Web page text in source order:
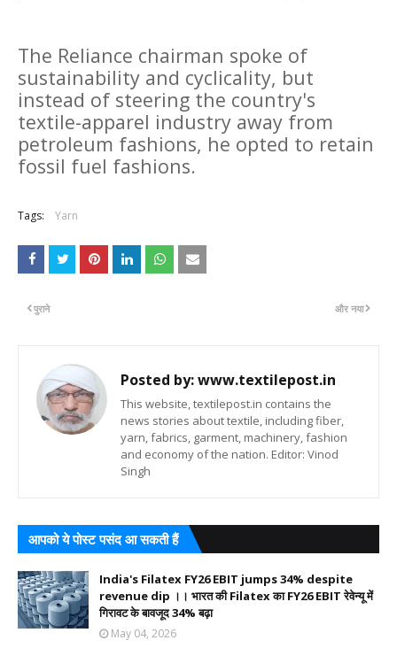
The Reliance chairman spoke of
sustainability and cyclicality, but
instead of steering the country's
textile-apparel industry away from
petroleum fashions, he opted to retain
fossil fuel fashions.
Tags: Yarn
और नया
पुराने
Posted by:www.textilepost.in
This website, textilepost.in contains the
news stories about textile, including fiber,
yarn, fabrics, garment, machinery, fashion
and economy of the nation. Editor: Vinod
Singh
आपको ये पोस्ट पसंद आ सकती हैं
India's Filatex FY26 EBIT jumps 34% despite
revenue dip ।। भारत की Filatex का FY26 EBIT रेवेन्यू में
गिरावट के बावजूद 34% बढ़ा
May 04, 2026